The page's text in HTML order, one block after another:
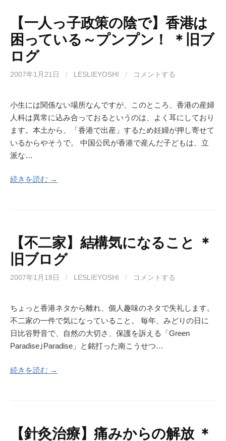
【一人っ子政策の陰で】香港は
困っている～プンプン！ ＊旧ブ
ログ
2007年1月21日 / LESLIEYOSHI / コメントする
小生には関係ない場所なんですが、このところ、香港の産婦
人科は異常に込み合っておるというのは、よく耳にしており
ます。本土から、「香港で出産」するため妊婦が押し寄せて
いるからやそうで。 中国公民が香港で産んだ子どもは、立
派な…
続きを読む →
【不二家】結構気になること ＊
旧ブログ
2007年1月18日 / LESLIEYOSHI / コメントする
ちょっと香港ネタから離れ、個人趣味のネタで失礼します。
不二家の一件で気になっていること。 毎年、みどりの日に
日比谷野音で、自然の大切さ、保護を訴える「Green
Paradise｣Paradise」と銘打った南こうせつ…
続きを読む →
【針灸治療】痛みからの解放 ＊